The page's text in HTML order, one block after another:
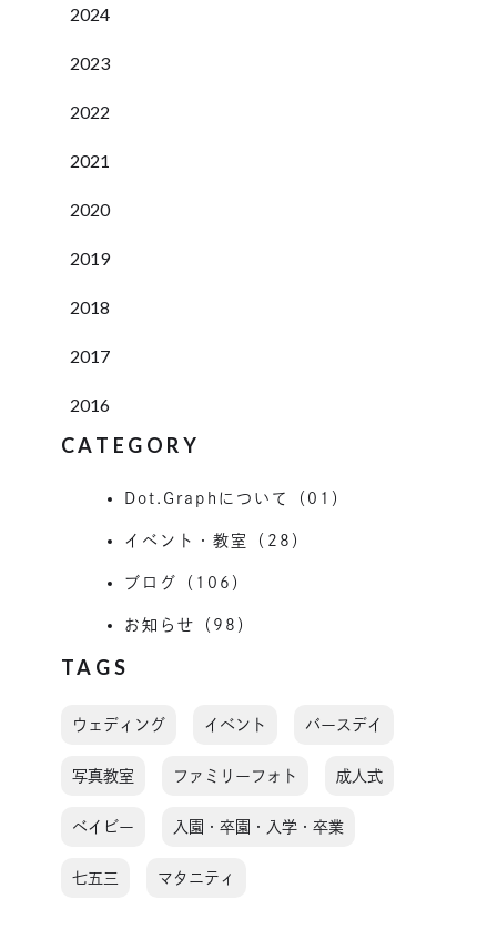
2024
2023
2022
2021
2020
2019
2018
2017
2016
CATEGORY
Dot.Graphについて（01）
イベント・教室（28）
ブログ（106）
お知らせ（98）
TAGS
ウェディング イベント バースデイ
写真教室 ファミリーフォト 成人式
ベイビー 入園・卒園・入学・卒業
七五三 マタニティ